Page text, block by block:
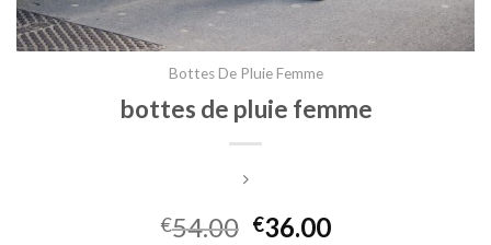
Bottes De Pluie Femme
bottes de pluie femme
€54.00 €36.00